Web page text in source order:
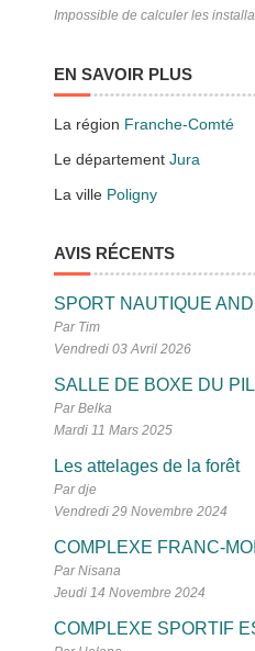
Impossible de calculer les
EN SAVOIR PLUS
La région Franche-Comté
Le départementJura
La ville Poligny
AVIS RÉCENTS
SPORT NAUTIQUE
Par Tim
Vendredi 03 Avril 2026
SALLE DE BOXE DU
Par Belka
Mardi 11 Mars 2025
Les attelages de la forêt
Par dje
Vendredi 29 Novembre 2024
COMPLEXE FRANC-
Par Nisana
Jeudi 14 Novembre 2024
COMPLEXE SPORTIF